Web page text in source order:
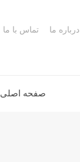
صفحه اصلی
درباره ما تماس با ما